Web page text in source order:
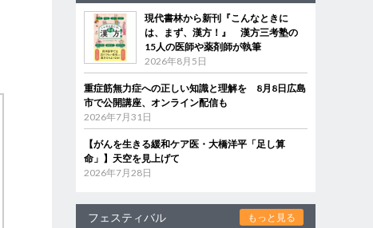
現代書林から新刊『こんなときに
は、まず、漢方！』 漢方三考塾の
15人の医師や薬剤師が執筆
2026年8月5日
重症筋無力症への正しい知識と理解を 8月8日広島
市で公開講座、オンライン配信も
2026年7月31日
【がんを生きる緩和ケア医・大橋洋平「足し算
命」】天空を見上げて
2026年7月28日
フェスティバル もっと見る